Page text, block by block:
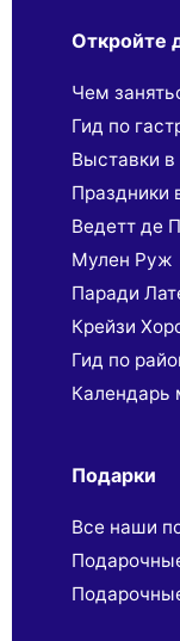
Откройте
Чем
Гид по
Выставки
Праздники
Ведетт де
Мулен Руж
Паради
Крейзи
Гид по
Календарь
Подарки
Все наши